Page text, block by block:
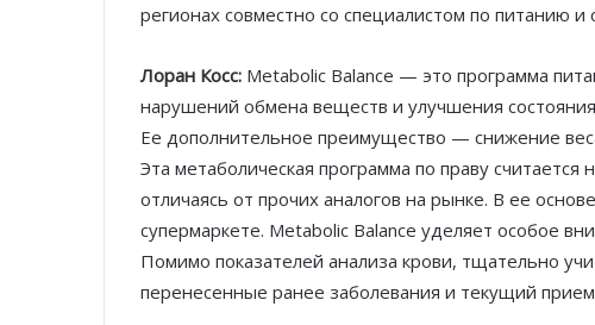
регионах совместно со специалистом по питанию
Лоран Косс: Metabolic Balance — это программа
нарушений обмена веществ и улучшения
Ее дополнительное преимущество — снижение
Эта метаболическая программа по праву считается
отличаясь от прочих аналогов на рынке. В ее
супермаркете. Metabolic Balance уделяет особое
Помимо показателей анализа крови, тщательно
перенесенные ранее заболевания и текущий